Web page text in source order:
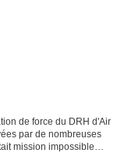
de force du DRH d'Air
par de nombreuses
mission impossible